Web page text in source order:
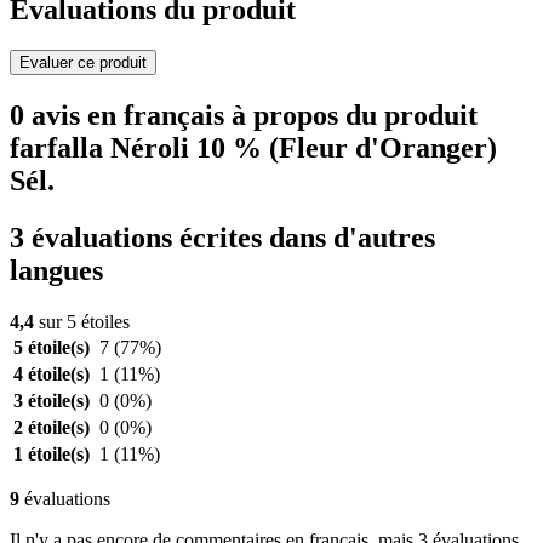
Evaluations du produit
Evaluer ce produit
0 avis en français à propos du produit
farfalla Néroli 10 % (Fleur d'Oranger)
Sél.
3 évaluations écrites dans d'autres
langues
4,4 sur 5 étoiles
5 étoile(s) 7 (77%)
4 étoile(s) 1 (11%)
3 étoile(s) 0 (0%)
2 étoile(s) 0 (0%)
1 étoile(s) 1 (11%)
9 évaluations